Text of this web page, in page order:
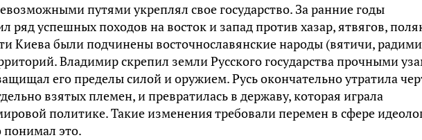
путями укреплял свое государство. За ранние годы
ряд успешных походов на восток и запад против хазар, ятвягов,
Киева были подчинены восточнославянские народы (вятичи,
Владимир скрепил земли Русского государства прочными
его пределы силой и оружием. Русь окончательно утратила
взятых племен, и превратилась в державу, которая играла
политике. Такие изменения требовали перемен в сфере
это.